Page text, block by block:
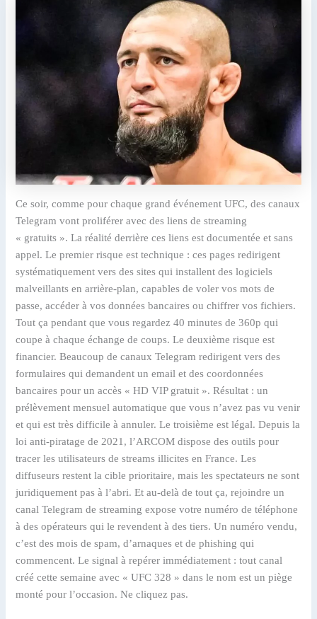
Ce soir, comme pour chaque grand événement UFC, des canaux
Telegram vont proliférer avec des liens de streaming
« gratuits ». La réalité derrière ces liens est documentée et sans
appel. Le premier risque est technique : ces pages redirigent
systématiquement vers des sites qui installent des logiciels
malveillants en arrière-plan, capables de voler vos mots de
passe, accéder à vos données bancaires ou chiffrer vos fichiers.
Tout ça pendant que vous regardez 40 minutes de 360p qui
coupe à chaque échange de coups. Le deuxième risque est
financier. Beaucoup de canaux Telegram redirigent vers des
formulaires qui demandent un email et des coordonnées
bancaires pour un accès « HD VIP gratuit ». Résultat : un
prélèvement mensuel automatique que vous n’avez pas vu venir
et qui est très difficile à annuler. Le troisième est légal. Depuis la
loi anti-piratage de 2021, l’ARCOM dispose des outils pour
tracer les utilisateurs de streams illicites en France. Les
diffuseurs restent la cible prioritaire, mais les spectateurs ne sont
juridiquement pas à l’abri. Et au-delà de tout ça, rejoindre un
canal Telegram de streaming expose votre numéro de téléphone
à des opérateurs qui le revendent à des tiers. Un numéro vendu,
c’est des mois de spam, d’arnaques et de phishing qui
commencent. Le signal à repérer immédiatement : tout canal
créé cette semaine avec « UFC 328 » dans le nom est un piège
monté pour l’occasion. Ne cliquez pas.